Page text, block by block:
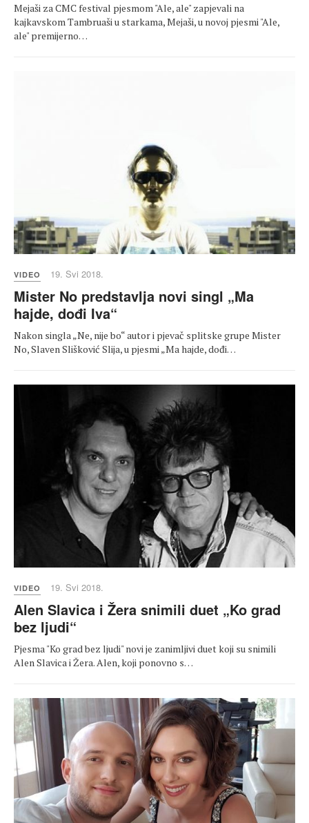
Mejaši za CMC festival pjesmom "Ale, ale" zapjevali na
kajkavskom Tambruaši u starkama, Mejaši, u novoj pjesmi "Ale,
ale" premijerno…
VIDEO 19. Svi 2018.
Mister No predstavlja novi singl „Ma
hajde, dođi Iva“
Nakon singla „Ne, nije bo“ autor i pjevač splitske grupe Mister
No, Slaven Slišković Slija, u pjesmi „Ma hajde, dođi…
VIDEO 19. Svi 2018.
Alen Slavica i Žera snimili duet „Ko grad
bez ljudi“
Pjesma "Ko grad bez ljudi" novi je zanimljivi duet koji su snimili
Alen Slavica i Žera. Alen, koji ponovno s…